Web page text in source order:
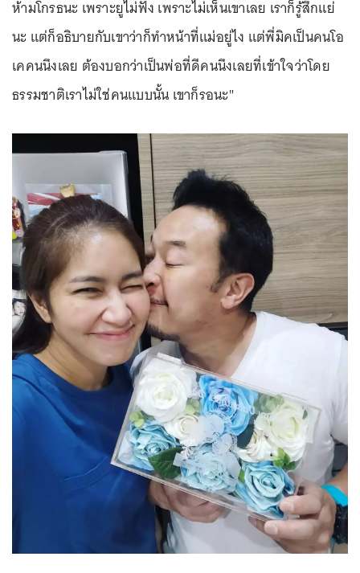
ห้ามโกรธนะ เพราะยูไม่ฟัง เพราะไม่เห็นเขาเลย เราก็รู้สึกแย่
นะ แต่ก็อธิบายกับเขาว่าก็ทำหน้าที่แม่อยู่ไง แต่พี่มิคเป็นคนโอ
เคคนนึงเลย ต้องบอกว่าเป็นพ่อที่ดีคนนึงเลยที่เข้าใจว่าโดย
ธรรมชาติเราไม่ใช่คนแบบนั้น เขาก็รอนะ"